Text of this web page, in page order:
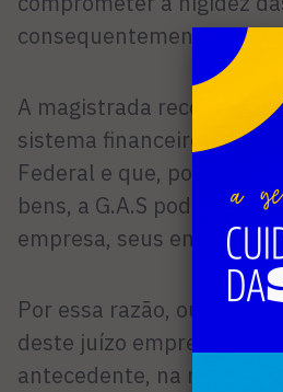
consequentemente,
A magistrada recorda
sistema financeiro
Federal e que, por
bens, a G.A.S pode
empresa, seus
Por essa razão,
deste juízo empresarial
antecedente, na medida